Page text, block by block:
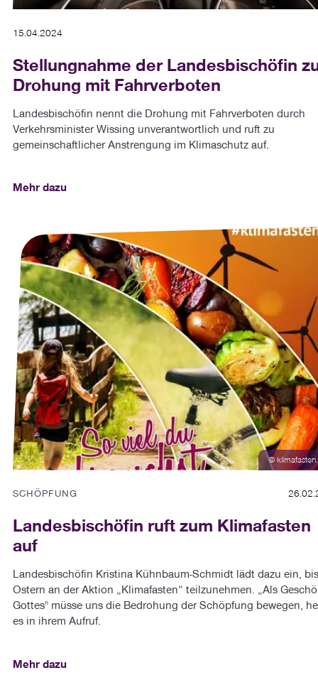
15.04.2024
Stellungnahme der Landesbischöfin
Drohung mit Fahrverboten
Landesbischöfin nennt die Drohung mit Fahrverboten durch
Verkehrsminister Wissing unverantwortlich und ruft zu
gemeinschaftlicher Anstrengung im Klimaschutz auf.
Mehr dazu
©
SCHÖPFUNG
Landesbischöfin ruft zum Klimafasten
auf
Landesbischöfin Kristina Kühnbaum-Schmidt lädt dazu ein, bis
Ostern an der Aktion „Klimafasten“ teilzunehmen. „Als
Gottes" müsse uns die Bedrohung der Schöpfung bewegen,
es in ihrem Aufruf.
Mehr dazu